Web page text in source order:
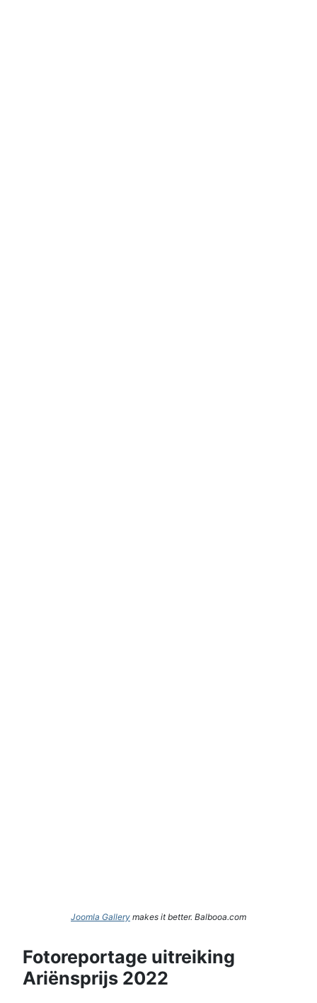
Joomla Gallery makes it better. Balbooa.com
Fotoreportage uitreiking
Ariënsprijs 2022